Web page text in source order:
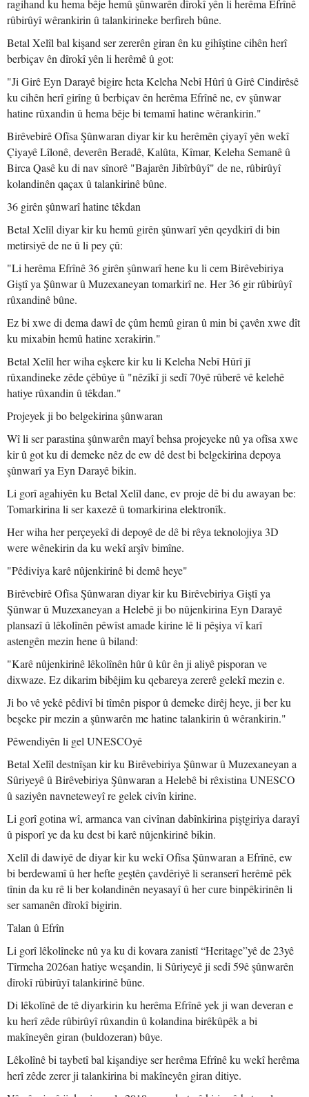
ragihand ku hema bêje hemû şûnwarên dîrokî yên li herêma Efrînê
rûbirûyî wêrankirin û talankirineke berfireh bûne.
Betal Xelîl bal kişand ser zererên giran ên ku gihîştine cihên herî
berbiçav ên dîrokî yên li herêmê û got:
"Ji Girê Eyn Darayê bigire heta Keleha Nebî Hûrî û Girê Cindirêsê
ku cihên herî girîng û berbiçav ên herêma Efrînê ne, ev şûnwar
hatine rûxandin û hema bêje bi temamî hatine wêrankirin."
Birêvebirê Ofîsa Şûnwaran diyar kir ku herêmên çiyayî yên wekî
Çiyayê Lîlonê, deverên Beradê, Kalûta, Kîmar, Keleha Semanê û
Birca Qasê ku di nav sînorê "Bajarên Jibîrbûyî" de ne, rûbirûyî
kolandinên qaçax û talankirinê bûne.
36 girên şûnwarî hatine têkdan
Betal Xelîl diyar kir ku hemû girên şûnwarî yên qeydkirî di bin
metirsiyê de ne û li pey çû:
"Li herêma Efrînê 36 girên şûnwarî hene ku li cem Birêvebiriya
Giştî ya Şûnwar û Muzexaneyan tomarkirî ne. Her 36 gir rûbirûyî
rûxandinê bûne.
Ez bi xwe di dema dawî de çûm hemû giran û min bi çavên xwe dît
ku mixabin hemû hatine xerakirin."
Betal Xelîl her wiha eşkere kir ku li Keleha Nebî Hûrî jî
rûxandineke zêde çêbûye û "nêzîkî ji sedî 70yê rûberê vê kelehê
hatiye rûxandin û têkdan."
Projeyek ji bo belgekirina şûnwaran
Wî li ser parastina şûnwarên mayî behsa projeyeke nû ya ofîsa xwe
kir û got ku di demeke nêz de ew dê dest bi belgekirina depoya
şûnwarî ya Eyn Darayê bikin.
Li gorî agahiyên ku Betal Xelîl dane, ev proje dê bi du awayan be:
Tomarkirina li ser kaxezê û tomarkirina elektronîk.
Her wiha her perçeyekî di depoyê de dê bi rêya teknolojiya 3D
were wênekirin da ku wekî arşîv bimîne.
"Pêdiviya karê nûjenkirinê bi demê heye"
Birêvebirê Ofîsa Şûnwaran diyar kir ku Birêvebiriya Giştî ya
Şûnwar û Muzexaneyan a Helebê ji bo nûjenkirina Eyn Darayê
plansazî û lêkolînên pêwîst amade kirine lê li pêşiya vî karî
astengên mezin hene û biland:
"Karê nûjenkirinê lêkolînên hûr û kûr ên ji aliyê pisporan ve
dixwaze. Ez dikarim bibêjim ku qebareya zererê gelekî mezin e.
Ji bo vê yekê pêdivî bi tîmên pispor û demeke dirêj heye, ji ber ku
beşeke pir mezin a şûnwarên me hatine talankirin û wêrankirin."
Pêwendiyên li gel UNESCOyê
Betal Xelîl destnîşan kir ku Birêvebiriya Şûnwar û Muzexaneyan a
Sûriyeyê û Birêvebiriya Şûnwaran a Helebê bi rêxistina UNESCO
û saziyên navneteweyî re gelek civîn kirine.
Li gorî gotina wî, armanca van civînan dabînkirina piştgiriya darayî
û pisporî ye da ku dest bi karê nûjenkirinê bikin.
Xelîl di dawiyê de diyar kir ku wekî Ofîsa Şûnwaran a Efrînê, ew
bi berdewamî û her hefte geştên çavdêriyê li seranserî herêmê pêk
tînin da ku rê li ber kolandinên neyasayî û her cure binpêkirinên li
ser samanên dîrokî bigirin.
Talan û Efrîn
Li gorî lêkolîneke nû ya ku di kovara zanistî “Heritage”yê de 23yê
Tîrmeha 2026an hatiye weşandin, li Sûriyeyê ji sedî 59ê şûnwarên
dîrokî rûbirûyî talankirinê bûne.
Di lêkolînê de tê diyarkirin ku herêma Efrînê yek ji wan deveran e
ku herî zêde rûbirûyî rûxandin û kolandina birêkûpêk a bi
makîneyên giran (buldozeran) bûye.
Lêkolînê bi taybetî bal kişandiye ser herêma Efrînê ku wekî herêma
herî zêde zerer ji talankirina bi makîneyên giran ditiye.